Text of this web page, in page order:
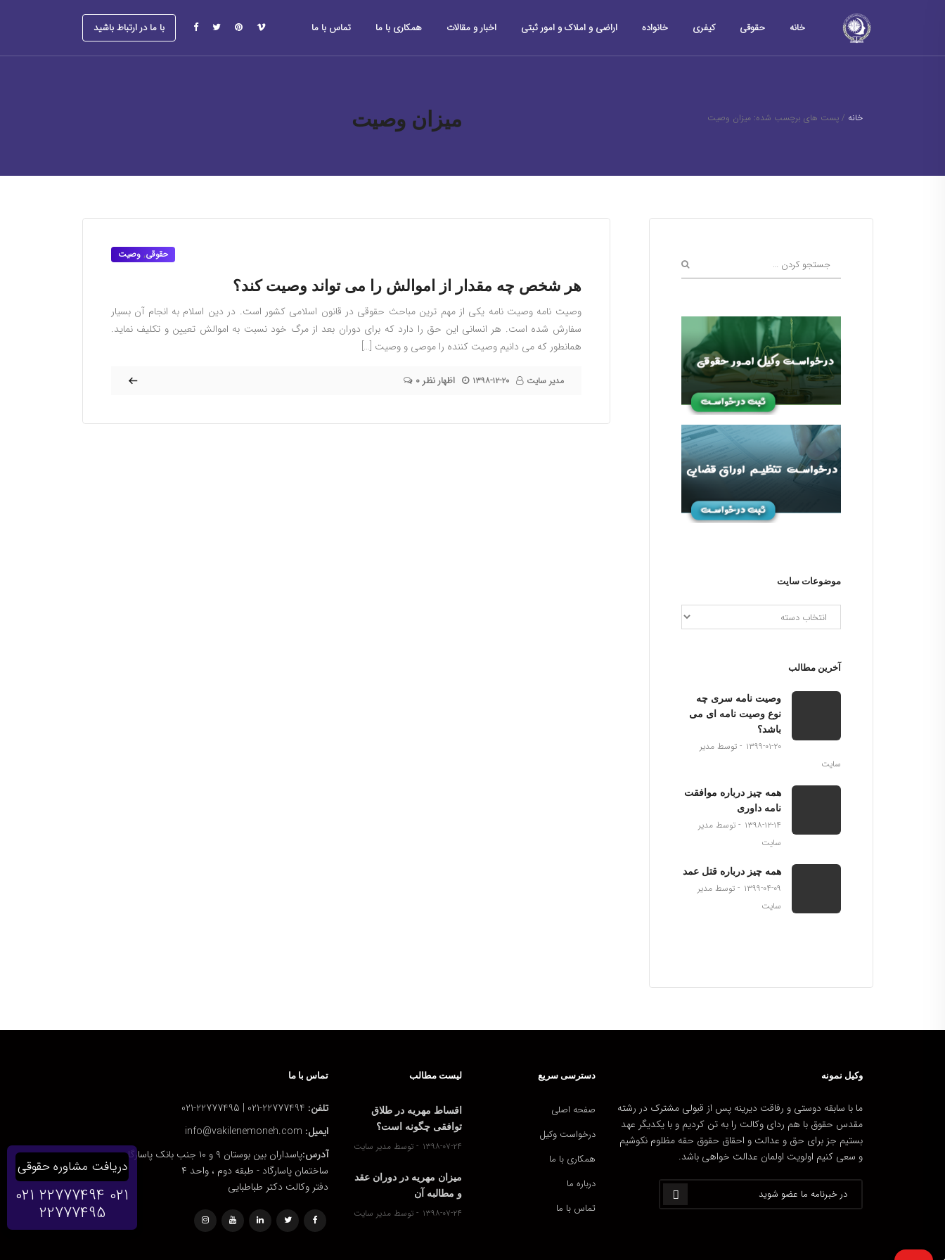
با ما در ارتباط باشید خانه حقوقی کیفری خانواده اراضی و املاک و امور ثبتی اخبار و مقالات همکاری با ما تماس با ما
میزان وصیت خانه / پست های برچسب شده: میزان وصیت
حقوقی, وصیت
هر شخص چه مقدار از اموالش را می تواند وصیت کند؟
وصیت نامه وصیت نامه یکی از مهم ترین مباحث حقوقی در قانون اسلامی کشور است. در دین اسلام به انجام آن بسیار
سفارش شده است. هر انسانی این حق را دارد که برای دوران بعد از مرگ خود نسبت به اموالش تعیین و تکلیف نماید.
همانطور که می دانیم وصیت کننده را موصی و وصیت […]
مدیر سایت ۱۳۹۸-۱۲-۲۰ ۰ اظهار نظر
موضوعات سایت
آخرین مطالب
وصیت نامه سری چه
نوع وصیت نامه ای می
باشد؟
۱۳۹۹-۰۱-۲۰
توسط مدیر
سایت
همه چیز درباره موافقت
نامه داوری
۱۳۹۸-۱۲-۱۴
توسط مدیر
سایت
همه چیز درباره قتل عمد
۱۳۹۹-۰۴-۰۹
توسط مدیر
سایت
تماس با ما
تلفن:
ایمیل:
آدرس:پاسداران بین بوستان ۹ و ۱۰ جنب بانک پاسارگاد
ساختمان پاسارگاد - طبقه دوم ، واحد ۴
دفتر وکالت دکتر طباطبایی
لیست مطالب
اقساط مهریه در طلاق
توافقی چگونه است؟
۱۳۹۸-۰۷-۲۴ توسط مدیر سایت
میزان مهریه در دوران عقد
و مطالبه آن
۱۳۹۸-۰۷-۲۴ توسط مدیر سایت
دسترسی سریع
صفحه اصلی
درخواست وکیل
همکاری با ما
درباره ما
تماس با ما
وکیل نمونه
ما با سابقه دوستی و رفاقت دیرینه پس از قبولی مشترک در رشته
مقدس حقوق با هم ردای وکالت را به تن کردیم و با یکدیگر عهد
بستیم جز برای حق و عدالت و احقاق حقوق حقه مظلوم نکوشیم
و سعی کنیم اولویت اولمان عدالت خواهی باشد.
دریافت مشاوره حقوقی
021 22777494 021
22777495